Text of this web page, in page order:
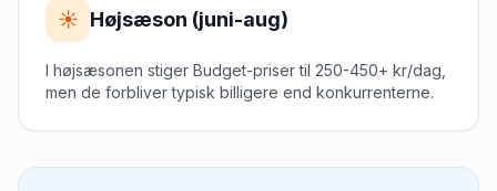
☀️ Højsæson (juni-aug)
I højsæsonen stiger Budget-priser til 250-450+ kr/dag,
men de forbliver typisk billigere end konkurrenterne.